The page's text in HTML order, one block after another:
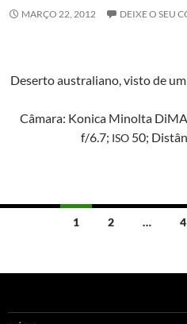
MARÇO 22, 2012 DEIXE O SEU
Deser­to aus­traliano, vis­to de
Câmara: Kon­i­ca Minol­ta
f/6.7; ISO 50;
Navegação
artigos
1 2 … 4